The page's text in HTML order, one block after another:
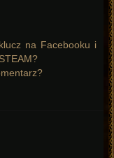
na Facebooku i